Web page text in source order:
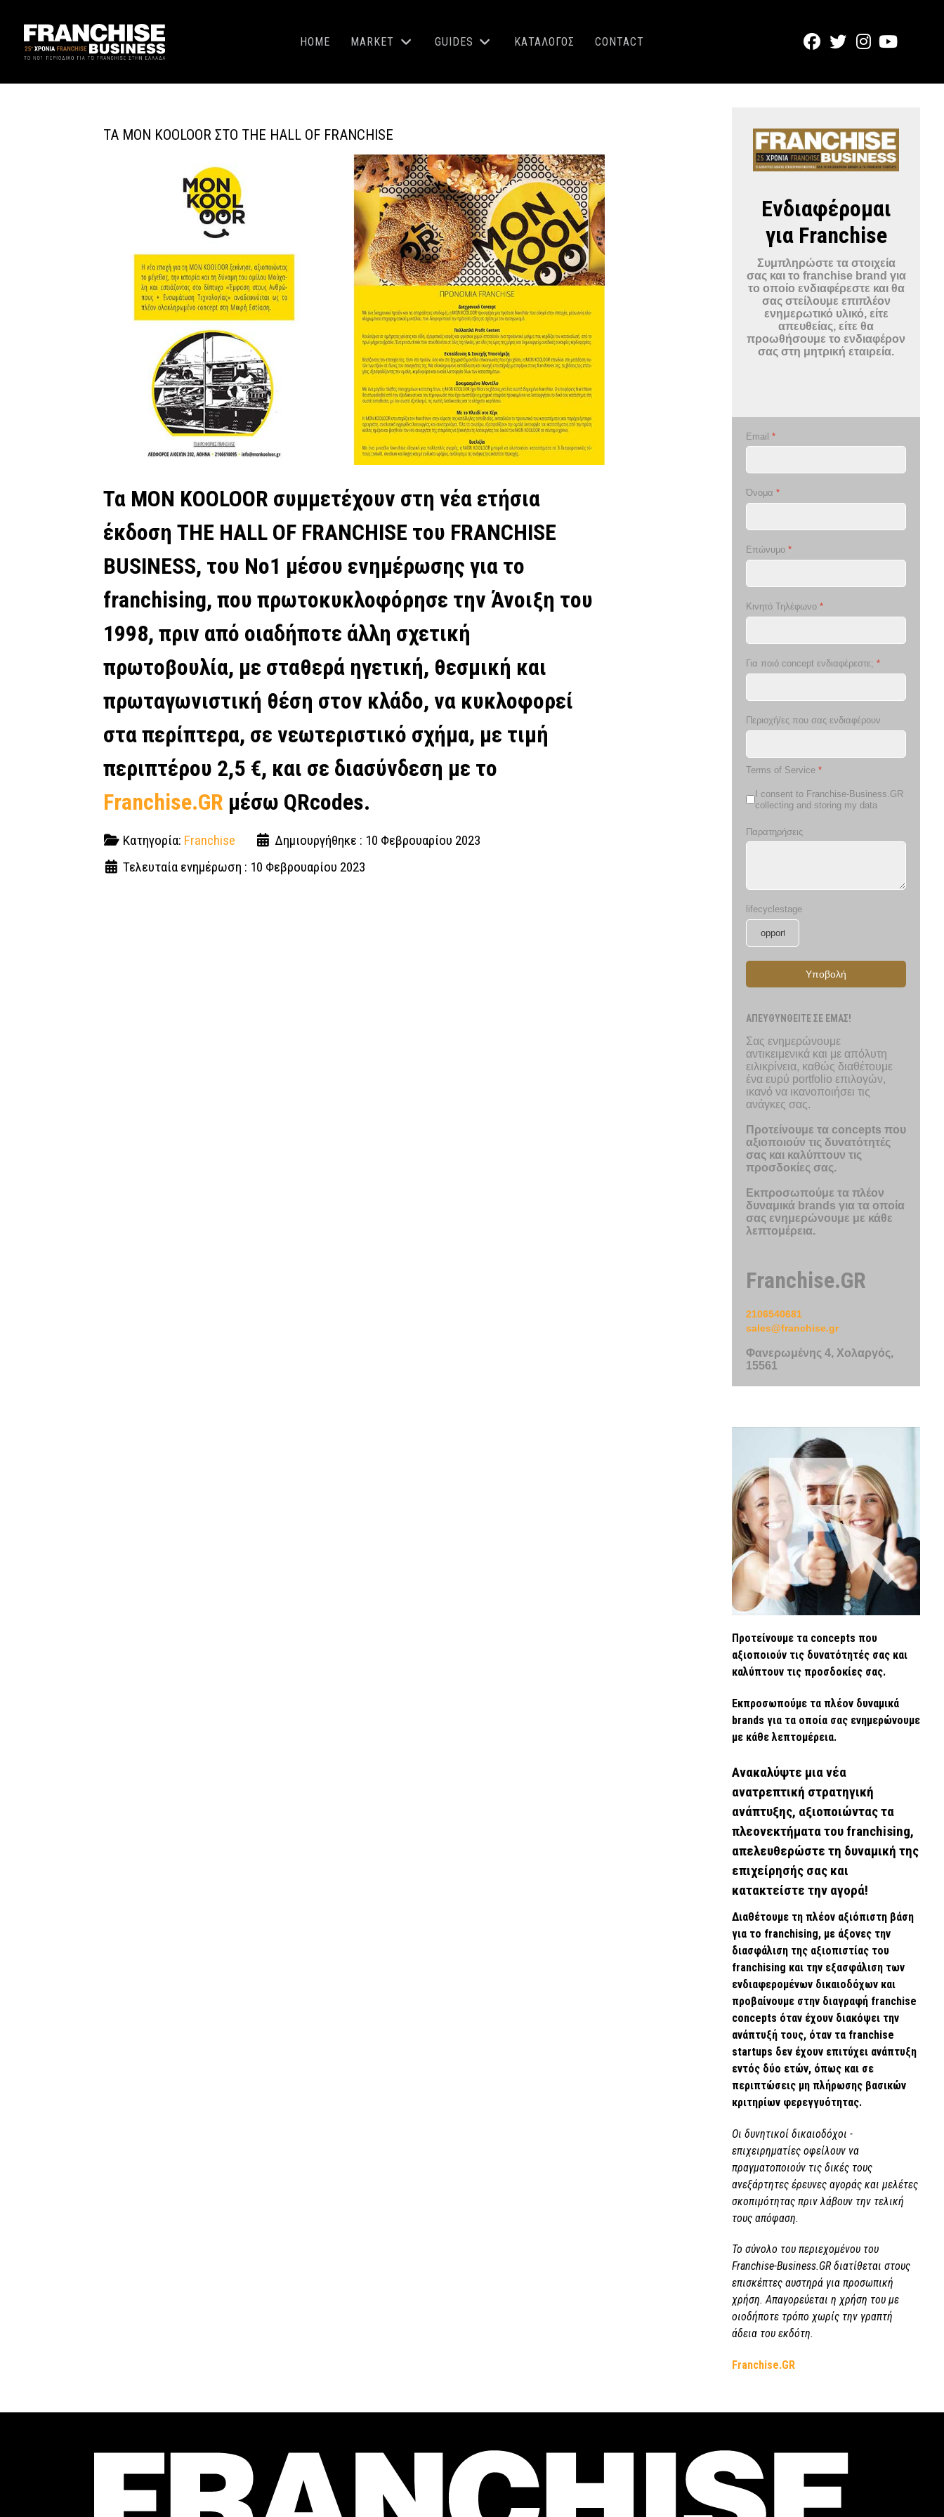
HOME MARKET GUIDES ΚΑΤΑΛΟΓΟΣ CONTACT
ΤΑ MON KOOLOOR ΣΤΟ THE HALL OF FRANCHISE
Τα MON KOOLOOR συμμετέχουν στη νέα ετήσια
έκδοση THE HALL OF FRANCHISE του FRANCHISE
BUSINESS, του Νο1 μέσου ενημέρωσης για το
franchising, που πρωτοκυκλοφόρησε την Άνοιξη του
1998, πριν από οιαδήποτε άλλη σχετική
πρωτοβουλία, με σταθερά ηγετική, θεσμική και
πρωταγωνιστική θέση στον κλάδο, να κυκλοφορεί
στα περίπτερα, σε νεωτεριστικό σχήμα, με τιμή
περιπτέρου 2,5 €, και σε διασύνδεση με το
Franchise.GR μέσω QRcodes.
Κατηγορία: Franchise
Δημιουργήθηκε : 10 Φεβρουαρίου 2023
Τελευταία ενημέρωση : 10 Φεβρουαρίου 2023
Ενδιαφέρομαι
για Franchise
Συμπληρώστε τα στοιχεία
σας και το franchise brand για
το οποίο ενδιαφέρεστε και θα
σας στείλουμε επιπλέον
ενημερωτικό υλικό, είτε
απευθείας, είτε θα
προωθήσουμε το ενδιαφέρον
σας στη μητρική εταιρεία.
Email *
Όνομα *
Επώνυμο *
Κινητό Τηλέφωνο *
Για ποιό concept ενδιαφέρεστε; *
Περιοχή/ες που σας ενδιαφέρουν
Terms of Service *
I consent to Franchise-Business.GR
collecting and storing my data
Παρατηρήσεις
lifecyclestage
Υποβολή
ΑΠΕΥΘΥΝΘΕΙΤΕ ΣΕ ΕΜΑΣ!
Σας ενημερώνουμε
αντικειμενικά και με απόλυτη
ειλικρίνεια, καθώς διαθέτουμε
ένα ευρύ portfolio επιλογών,
ικανό να ικανοποιήσει τις
ανάγκες σας.
Προτείνουμε τα concepts που
αξιοποιούν τις δυνατότητές
σας και καλύπτουν τις
προσδοκίες σας.
Εκπροσωπούμε τα πλέον
δυναμικά brands για τα οποία
σας ενημερώνουμε με κάθε
λεπτομέρεια.
Franchise.GR
2106540681
sales@franchise.gr
Φανερωμένης 4, Χολαργός,
15561
Προτείνουμε τα concepts που
αξιοποιούν τις δυνατότητές σας και
καλύπτουν τις προσδοκίες σας.
Εκπροσωπούμε τα πλέον δυναμικά
brands για τα οποία σας ενημερώνουμε
με κάθε λεπτομέρεια.
Ανακαλύψτε μια νέα
ανατρεπτική στρατηγική
ανάπτυξης, αξιοποιώντας τα
πλεονεκτήματα του franchising,
απελευθερώστε τη δυναμική της
επιχείρησής σας και
κατακτείστε την αγορά!
Διαθέτουμε τη πλέον αξιόπιστη βάση
για το franchising, με άξονες την
διασφάλιση της αξιοπιστίας του
franchising και την εξασφάλιση των
ενδιαφερομένων δικαιοδόχων και
προβαίνουμε στην διαγραφή franchise
concepts όταν έχουν διακόψει την
ανάπτυξή τους, όταν τα franchise
startups δεν έχουν επιτύχει ανάπτυξη
εντός δύο ετών, όπως και σε
περιπτώσεις μη πλήρωσης βασικών
κριτηρίων φερεγγυότητας.
Οι δυνητικοί δικαιοδόχοι -
επιχειρηματίες οφείλουν να
πραγματοποιούν τις δικές τους
ανεξάρτητες έρευνες αγοράς και μελέτες
σκοπιμότητας πριν λάβουν την τελική
τους απόφαση.
Το σύνολο του περιεχομένου του
Franchise-Business.GR διατίθεται στους
επισκέπτες αυστηρά για προσωπική
χρήση. Απαγορεύεται η χρήση του με
οιοδήποτε τρόπο χωρίς την γραπτή
άδεια του εκδότη.
Franchise.GR